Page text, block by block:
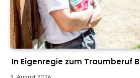
In Eigenregie zum Traumberuf